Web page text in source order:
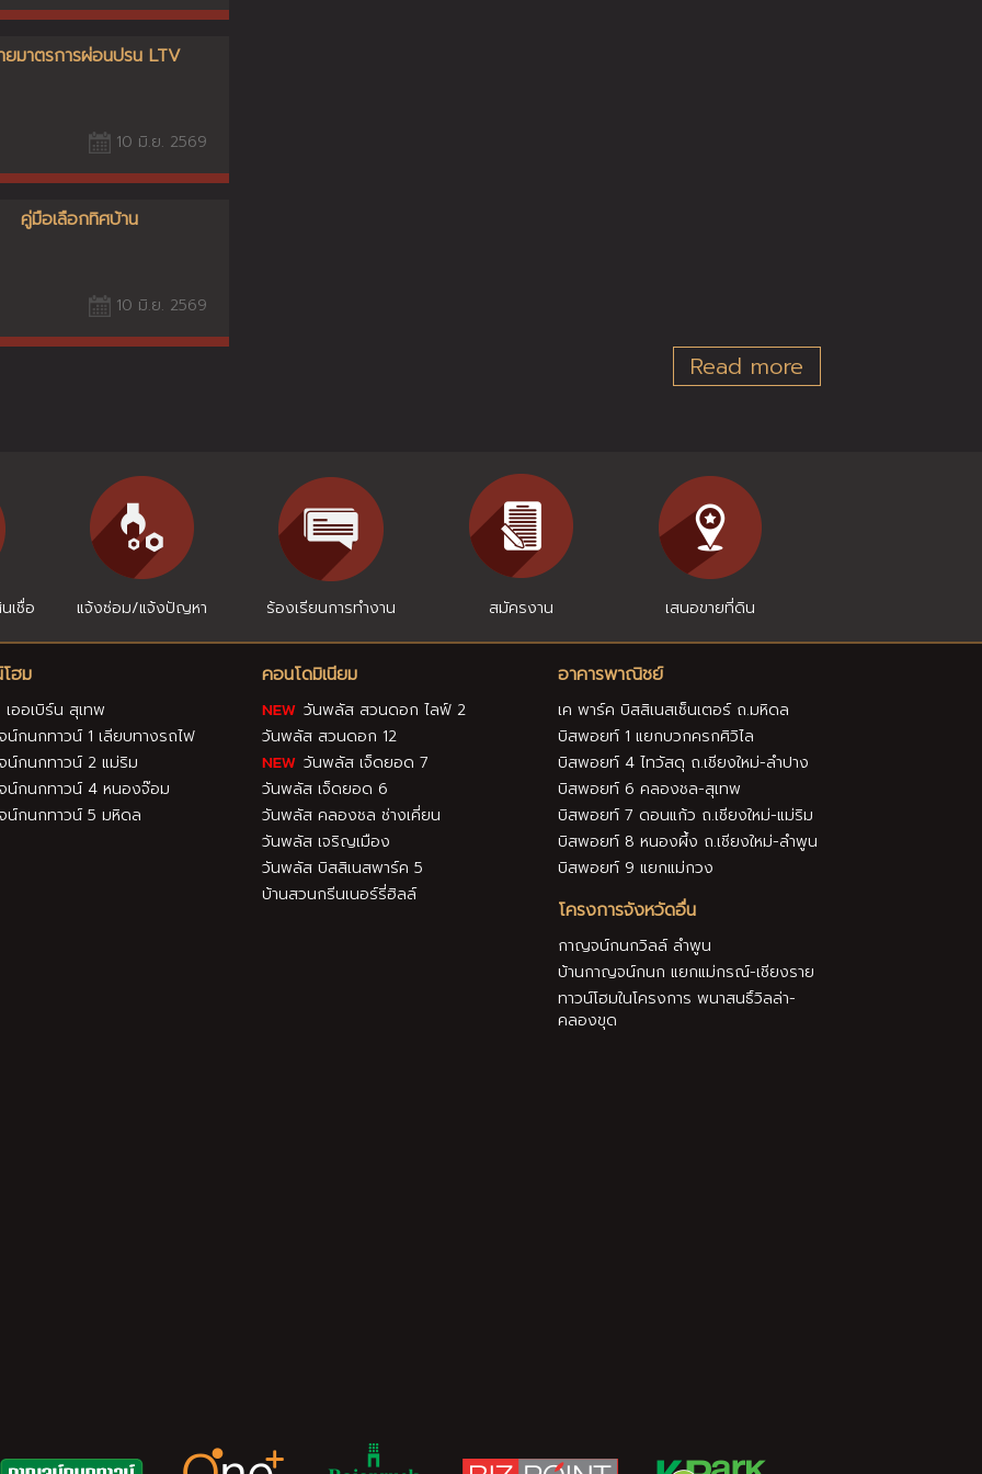
ยมาตรการผ่อนปรน LTV
10 มิ.ย. 2569
คู่มือเลือกทิศบ้าน
10 มิ.ย. 2569
Read more
เชื่อ แจ้งซ่อม/แจ้งปัญหา ร้องเรียนการทำงาน สมัครงาน เสนอขายที่ดิน
ฮม
เออเบิร์น สุเทพ
กนกทาวน์ 1 เลียบทางรถไฟ
กนกทาวน์ 2 แม่ริม
น์กนกทาวน์ 4 หนองจ๊อม
น์กนกทาวน์ 5 มหิดล
คอนโดมิเนียม
วันพลัส สวนดอก ไลฟ์ 2
วันพลัส สวนดอก 12
วันพลัส เจ็ดยอด 7
วันพลัส เจ็ดยอด 6
วันพลัส คลองชล ช่างเคี่ยน
วันพลัส เจริญเมือง
วันพลัส บิสสิเนสพาร์ค 5
บ้านสวนกรีนเนอร์รี่ฮิลล์
อาคารพาณิชย์
เค พาร์ค บิสสิเนสเซ็นเตอร์ ถ.มหิดล
บิสพอยท์ 1 แยกบวกครกศิวิไล
บิสพอยท์ 4 ไทวัสดุ ถ.เชียงใหม่-ลำปาง
บิสพอยท์ 6 คลองชล-สุเทพ
บิสพอยท์ 7 ดอนแก้ว ถ.เชียงใหม่-แม่ริม
บิสพอยท์ 8 หนองผึ้ง ถ.เชียงใหม่-ลำพูน
บิสพอยท์ 9 แยกแม่กวง
โครงการจังหวัดอื่น
กาญจน์กนกวิลล์ ลำพูน
บ้านกาญจน์กนก แยกแม่กรณ์-เชียงราย
ทาวน์โฮมในโครงการ พนาสนธิ์วิลล่า-
คลองขุด